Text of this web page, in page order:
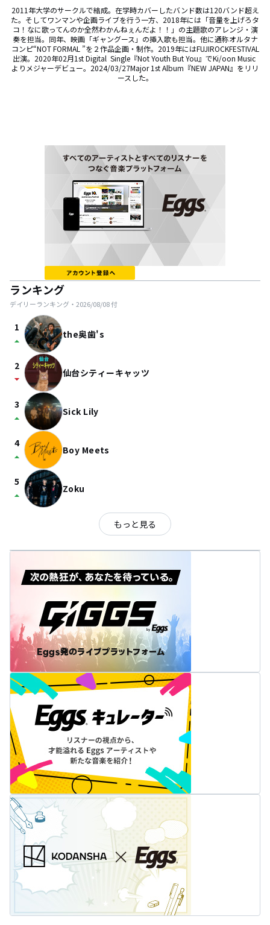
2011年大学のサークルで結成。在学時カバーしたバンド数は120バンド超え
た。そしてワンマンや企画ライブを行う一方、2018年には「音量を上げろタ
コ！なに歌ってんのか全然わかんねぇんだよ！！」の主題歌のアレンジ・演
奏を担当。同年、映画「ギャングース」の挿入歌も担当。他に通称オルタナ
コンピ“NOT FORMAL ”を２作品企画・制作。2019年にはFUJIROCKFESTIVAL
出演。2020年02月1st Digital  Single『Not Youth But You』でKi/oon Music
よりメジャーデビュー。2024/03/27Major 1st Album『NEW JAPAN』をリリ
ースした。
ランキング
デイリーランキング・ 2026/08/08付
1
arrow_drop_up the奥歯's
2
arrow_drop_down 仙台シティーキャッツ
3
arrow_drop_up Sick Lily
4
arrow_drop_up Boy Meets
5
arrow_drop_up Zoku
もっと見る